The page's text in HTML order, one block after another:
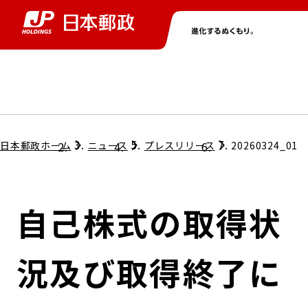
グループ情報トップ
コンプライアンス
ガバナンス
株主・投資家情報トップ
個人投資家のみなさまへ
株式情報
ニューストップ
サステナビリティトップ
担当役員メッセージ
サステナビリティマネジメント
採用情報トップ
日本郵政ホーム ニュース プレスリリース 20260324_01
自己株式の取得状
況及び取得終了に